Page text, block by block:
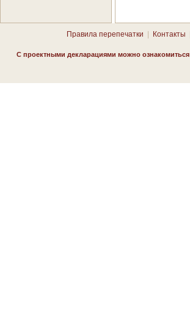
Правила перепечатки Контакты
С проектными декларациями можно ознакомиться